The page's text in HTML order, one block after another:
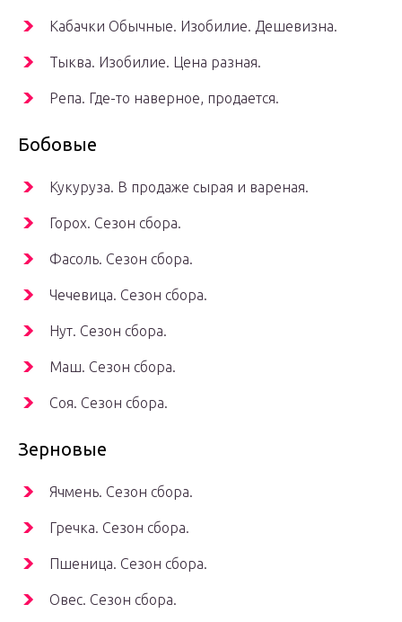
Кабачки Обычные. Изобилие. Дешевизна.
Тыква. Изобилие. Цена разная.
Репа. Где-то наверное, продается.
Бобовые
Кукуруза. В продаже сырая и вареная.
Горох. Сезон сбора.
Фасоль. Сезон сбора.
Чечевица. Сезон сбора.
Нут. Сезон сбора.
Маш. Сезон сбора.
Соя. Сезон сбора.
Зерновые
Ячмень. Сезон сбора.
Гречка. Сезон сбора.
Пшеница. Сезон сбора.
Овес. Сезон сбора.